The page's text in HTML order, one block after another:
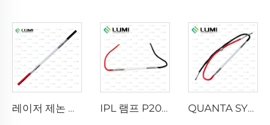
레이저 제논 램프 L2021-7×65×130 mm IPL 램프 P2021-7×65×130mm QUANTA SYSTEM